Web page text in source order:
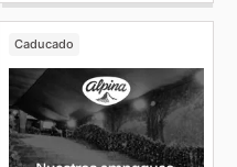
Caducado